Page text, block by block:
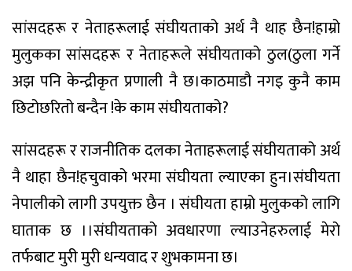
सांसदहरू र नेताहरूलाई संघीयताको अर्थ नै थाह छैन!हाम्रो
मुलुकका सांसदहरू र नेताहरूले संघीयताको ठुल(ठुला गर्ने
अझ पनि केन्द्रीकृत प्रणाली नै छ।काठमाडौ नगइ कुनै काम
छिटोछरितो बन्दैन !के काम संघीयताको?
सांसदहरू र राजनीतिक दलका नेताहरूलाई संघीयताको अर्थ
नै थाहा छैन!हचुवाको भरमा संघीयता ल्याएका हुन।संघीयता
नेपालीको लागी उपयुक्त छैन । संघीयता हाम्रो मुलुकको लागि
घाताक छ ।।संघीयताको अवधारणा ल्याउनेहरुलाई मेरो
तर्फबाट मुरी मुरी धन्यवाद र शुभकामना छ।